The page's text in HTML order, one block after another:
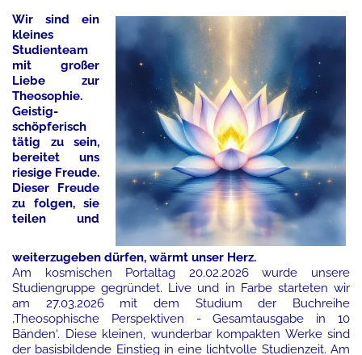
Wir sind ein
kleines
Studienteam
mit großer
Liebe zur
Theosophie.
Geistig-
schöpferisch
tätig zu sein,
bereitet uns
riesige Freude.
Dieser Freude
zu folgen, sie
teilen und
weiterzugeben dürfen, wärmt unser Herz.
Am kosmischen Portaltag 20.02.2026 wurde unsere
Studiengruppe gegründet. Live und in Farbe starteten wir
am 27.03.2026 mit dem Studium der Buchreihe
‚Theosophische Perspektiven - Gesamtausgabe in 10
Bänden‘. Diese kleinen, wunderbar kompakten Werke sind
der basisbildende Einstieg in eine lichtvolle Studienzeit. Am